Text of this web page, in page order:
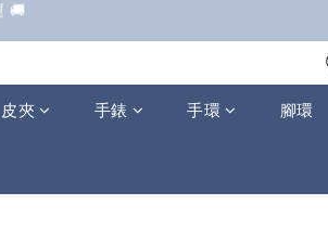
皮夾 手錶 手環 腳環